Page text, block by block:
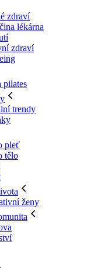
zdraví
lékárna
zdraví
pilates
trendy
pleť
tělo
ženy